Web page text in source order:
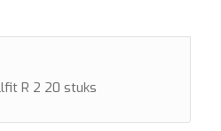
R 2 20 stuks